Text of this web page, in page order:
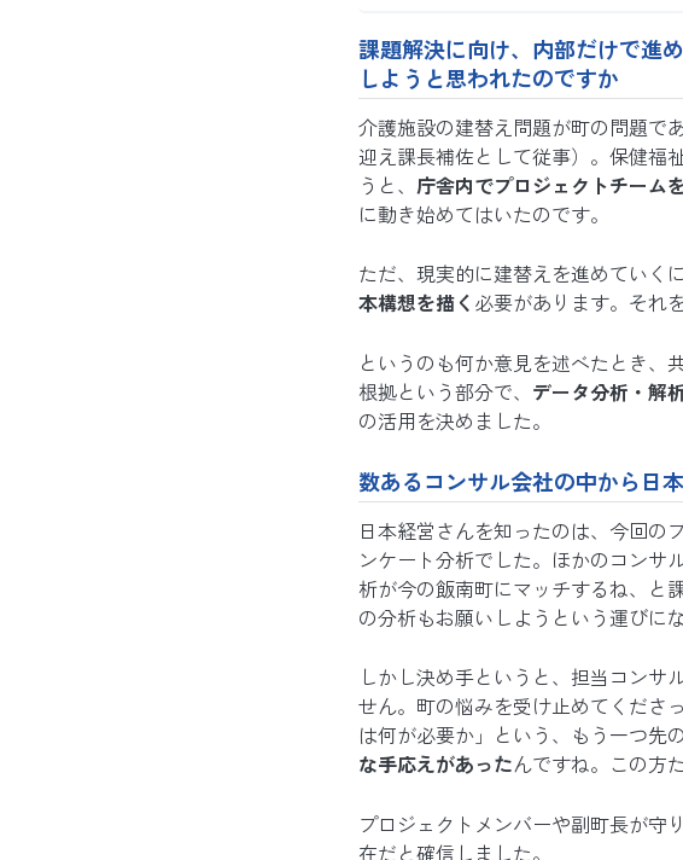
課題解決に向け、内部だけで進
しようと思われたのですか
介護施設の建替え問題が町の問題で
迎え課長補佐として従事）。保健福
うと、 庁舎内でプロジェクトチーム
に動き始めてはいたのです。
ただ、現実的に建替えを進めていく
本構想を描く 必要があります。それ
というのも何か意見を述べたとき、
根拠という部分で、 データ分析・解
の活用を決めました。
数あるコンサル会社の中から日
日本経営さんを知ったのは、今回の
ンケート分析でした。ほかのコンサ
析が今の飯南町にマッチするね、と
の分析もお願いしようという運びに
しかし決め手というと、担当コンサ
せん。町の悩みを受け止めてくださ
は何が必要か」という、もう一つ先
な手応えがあったんですね。この方
プロジェクトメンバーや副町長が守
在だと確信しました。